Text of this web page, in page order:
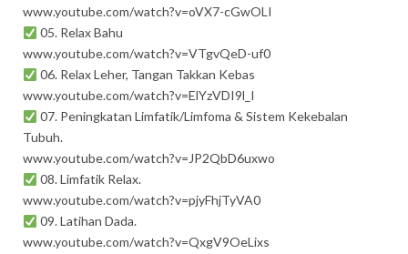
www.youtube.com/watch?v=oVX7-cGwOLI
05. Relax Bahu
www.youtube.com/watch?v=VTgvQeD-uf0
06. Relax Leher, Tangan Takkan Kebas
www.youtube.com/watch?v=ElYzVDI9l_I
07. Peningkatan Limfatik/Limfoma & Sistem Kekebalan
Tubuh.
www.youtube.com/watch?v=JP2QbD6uxwo
08. Limfatik Relax.
www.youtube.com/watch?v=pjyFhjTyVA0
09. Latihan Dada.
www.youtube.com/watch?v=QxgV9OeLixs